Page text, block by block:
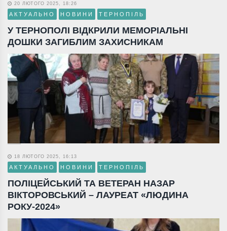
20 ЛЮТОГО 2025, 18:26
АКТУАЛЬНО НОВИНИ ТЕРНОПІЛЬ
У ТЕРНОПОЛІ ВІДКРИЛИ МЕМОРІАЛЬНІ
ДОШКИ ЗАГИБЛИМ ЗАХИСНИКАМ
18 ЛЮТОГО 2025, 16:13
АКТУАЛЬНО НОВИНИ ТЕРНОПІЛЬ
ПОЛІЦЕЙСЬКИЙ ТА ВЕТЕРАН НАЗАР
ВІКТОРОВСЬКИЙ – ЛАУРЕАТ «ЛЮДИНА
РОКУ-2024»